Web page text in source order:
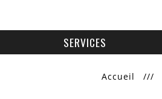
SERVICES
Accueil ///